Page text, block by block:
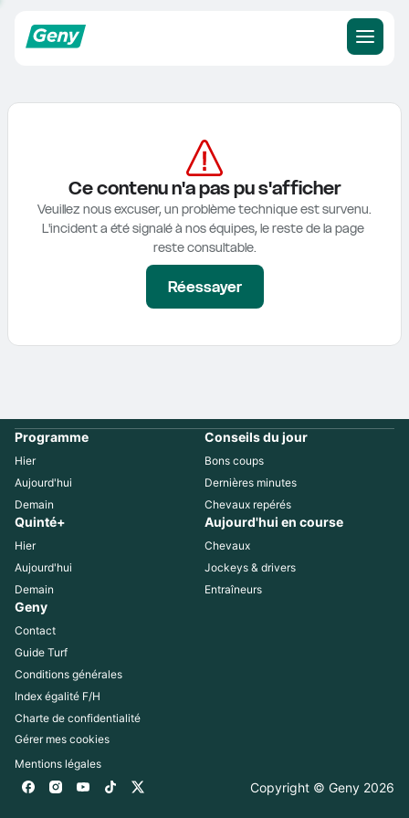
Ce contenu n'a pas pu s'afficher
Veuillez nous excuser, un problème technique est survenu.
L'incident a été signalé à nos équipes, le reste de la page
reste consultable.
Réessayer
Programme
Hier
Aujourd'hui
Demain
Conseils du jour
Bons coups
Dernières minutes
Chevaux repérés
Quinté+
Hier
Aujourd'hui
Demain
Aujourd'hui en course
Chevaux
Jockeys & drivers
Entraîneurs
Geny
Contact
Guide Turf
Conditions générales
Index égalité F/H
Charte de confidentialité
Gérer mes cookies
Mentions légales
Copyright © Geny 2026